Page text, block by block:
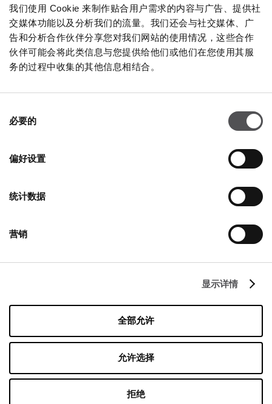
我们使用 Cookie 来制作贴合用户需求的内容与广告、提供社
交媒体功能以及分析我们的流量。我们还会与社交媒体、广
告和分析合作伙伴分享您对我们网站的使用情况，这些合作
伙伴可能会将此类信息与您提供给他们或他们在您使用其服
务的过程中收集的其他信息相结合。
必要的
偏好设置
统计数据
营销
显示详情
全部允许
允许选择
拒绝
星期二
10:00 - 22:00
星期三
10:00 - 22:00
星期四
10:00 - 22:00
星期五
10:00 - 22:00
星期六
10:00 - 22:00
10:00 - 21:00
更多信息
05-500 Piaseczno
+48 22 737 31 15